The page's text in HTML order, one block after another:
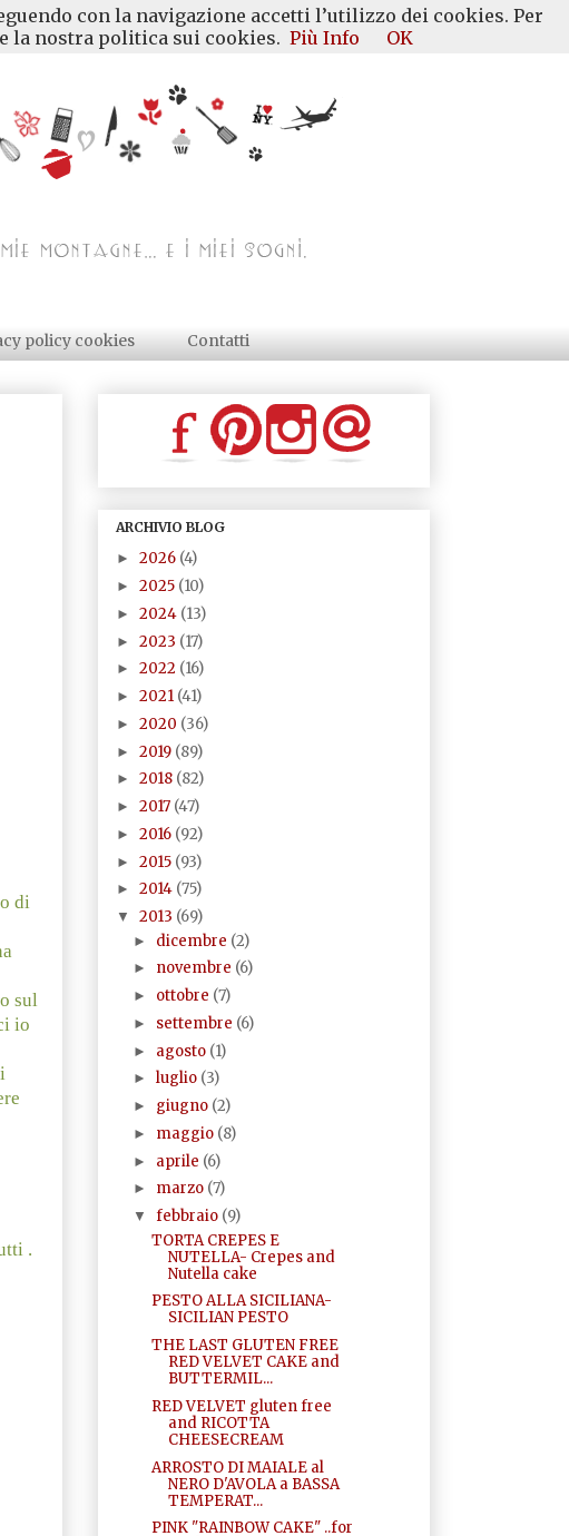
policy cookies Contatti
di
sul
io
.
ARCHIVIO BLOG
► 2026 (4)
► 2025 (10)
► 2024 (13)
► 2023 (17)
► 2022 (16)
► 2021 (41)
► 2020 (36)
► 2019 (89)
► 2018 (82)
► 2017 (47)
► 2016 (92)
► 2015 (93)
► 2014 (75)
▼ 2013 (69)
► dicembre (2)
► novembre (6)
► ottobre (7)
► settembre (6)
► agosto (1)
►luglio (3)
► giugno (2)
► maggio (8)
► aprile (6)
► marzo (7)
▼febbraio (9)
TORTA CREPES E
NUTELLA- Crepes and
Nutella cake
PESTO ALLA SICILIANA-
SICILIAN PESTO
THE LAST GLUTEN FREE
RED VELVET CAKE and
BUTTERMIL...
RED VELVET gluten free
and RICOTTA
CHEESECREAM
ARROSTO DI MAIALE al
NERO D'AVOLA a BASSA
TEMPERAT...
PINK "RAINBOW CAKE" ..for
con la navigazione accetti l’utilizzo dei cookies. Per
la nostra politica sui cookies. Più Info OK